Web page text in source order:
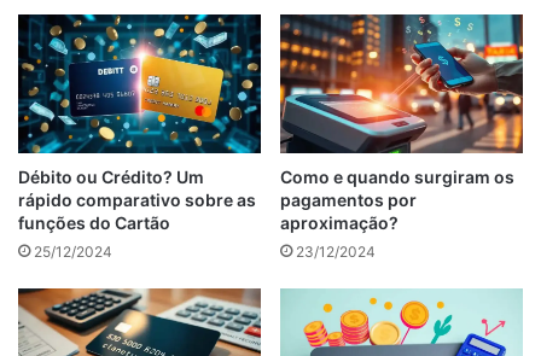
Débito ou Crédito? Um
rápido comparativo sobre as
funções do Cartão
25/12/2024
Como e quando surgiram os
pagamentos por
aproximação?
23/12/2024